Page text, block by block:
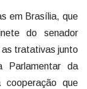
em Brasília, que
do senador
as tratativas junto
Parlamentar da
cooperação que